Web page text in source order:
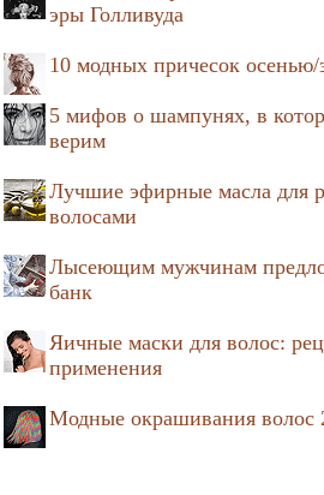
эры Голливуда
10 модных причесок
5 мифов о шампунях, в
верим
Лучшие эфирные масла для
волосами
Лысеющим мужчинам
банк
Яичные маски для волос:
применения
Модные окрашивания волос